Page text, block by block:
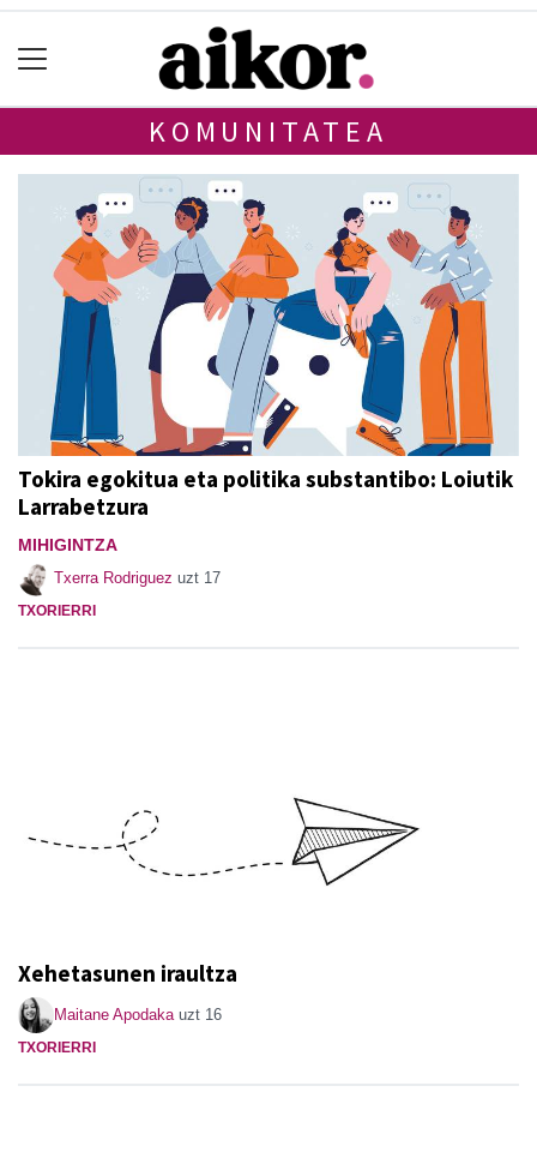
KOMUNITATEA
Tokira egokitua eta politika substantibo: Loiutik
Larrabetzura
MIHIGINTZA
Txerra Rodriguez uzt 17
TXORIERRI
Xehetasunen iraultza
Maitane Apodaka uzt 16
TXORIERRI